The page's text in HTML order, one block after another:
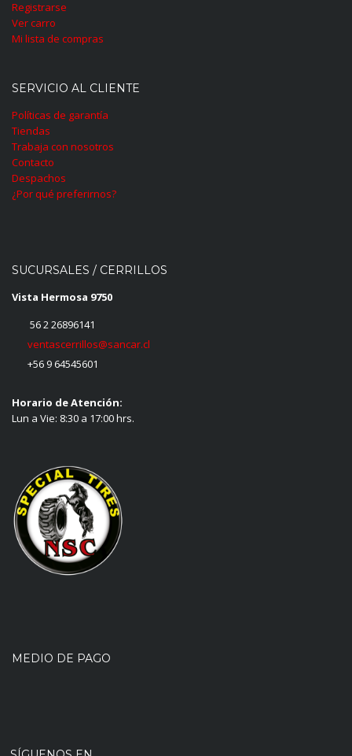
Registrarse
Ver carro
Mi lista de compras
SERVICIO AL CLIENTE
Políticas de garantía
Tiendas
Trabaja con nosotros
Contacto
Despachos
¿Por qué preferirnos?
SUCURSALES / CERRILLOS
Vista Hermosa 9750
56 2 26896141
ventascerrillos@sancar.cl
+56 9 64545601
Horario de Atención:
Lun a Vie: 8:30 a 17:00 hrs.
MEDIO DE PAGO